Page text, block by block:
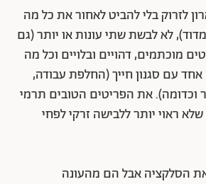
לזרוק בלי להביט לאחור את כל מה
לא לבשת שתי עונות או יותר (גם
מוכתמים, דהויים ובלויים וכל מה
עם סגנון חייך (החלפת עבודה,
וכדומה). את הפריטים הטובים תרמי
ראוי יותר ללבישה זרקי לפחי
הסלקציה אבל הם מהעונה